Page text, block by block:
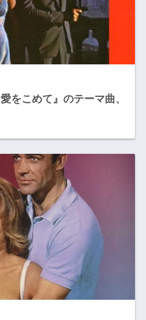
をこめて』のテーマ曲、